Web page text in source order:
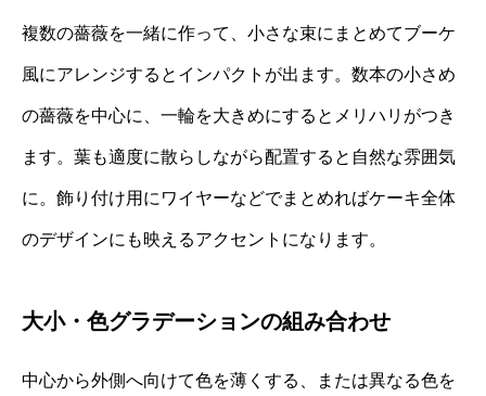
複数の薔薇を一緒に作って、小さな束にまとめてブーケ
風にアレンジするとインパクトが出ます。数本の小さめ
の薔薇を中心に、一輪を大きめにするとメリハリがつき
ます。葉も適度に散らしながら配置すると自然な雰囲気
に。飾り付け用にワイヤーなどでまとめればケーキ全体
のデザインにも映えるアクセントになります。
大小・色グラデーションの組み合わせ
中心から外側へ向けて色を薄くする、または異なる色を